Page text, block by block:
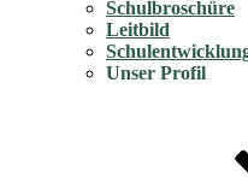
Schulbroschüre
Leitbild
Unser Profil